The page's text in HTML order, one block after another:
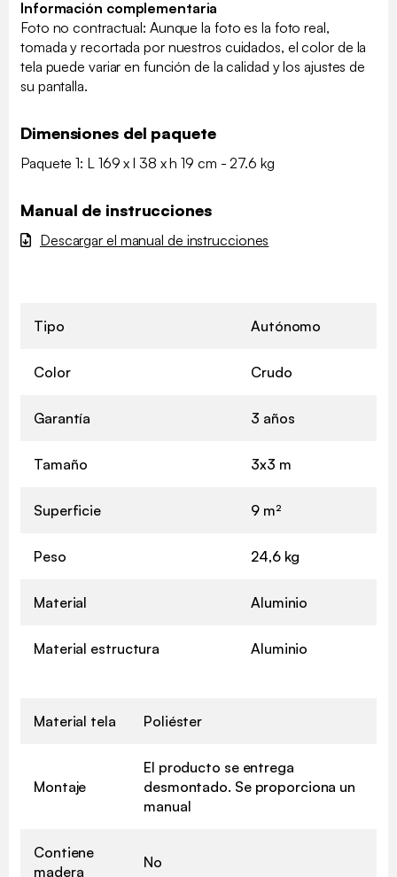
Información complementaria
Foto no contractual: Aunque la foto es la foto real,
tomada y recortada por nuestros cuidados, el color de la
tela puede variar en función de la calidad y los ajustes de
su pantalla.
Dimensiones del paquete
Paquete 1: L 169 x l 38 x h 19 cm - 27.6 kg
Manual de instrucciones
Descargar el manual de instrucciones
Tipo Autónomo
Color Crudo
Garantía 3 años
Tamaño 3x3 m
Superficie 9 m²
Peso 24,6 kg
Material Aluminio
Material estructura Aluminio
Material tela Poliéster
Montaje
El producto se entrega
desmontado. Se proporciona un
manual
Contiene
madera
No